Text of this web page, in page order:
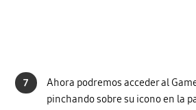
7
Ahora podremos acceder al
pinchando sobre su icono en la